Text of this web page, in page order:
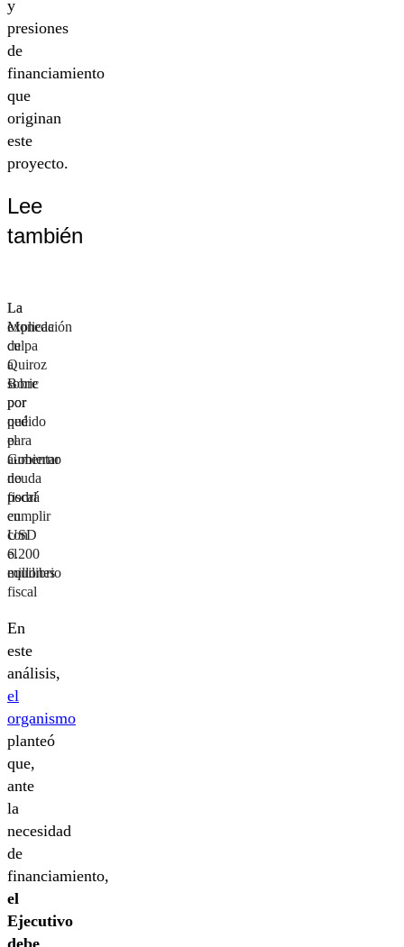
y
presiones
de
financiamiento
que
originan
este
proyecto.
Lee
también
La
explicación
de
Quiroz
sobre
por
qué
el
Gobierno
no
podrá
cumplir
con
el
equilibrio
fiscal
La
Moneda
culpa
a
Boric
por
pedido
para
aumentar
deuda
fiscal
en
USD
6.200
millones
En
este
análisis,
el
organismo
planteó
que,
ante
la
necesidad
de
financiamiento,
el
Ejecutivo